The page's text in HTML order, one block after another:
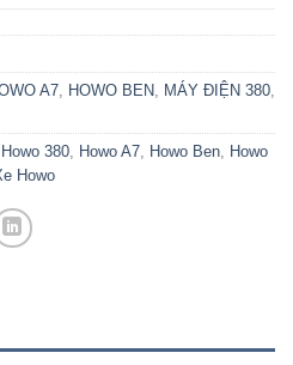
A7 HOWO BEN MÁY ĐIỆN 380
Howo 380 Howo A7 Howo Ben Howo
Howo